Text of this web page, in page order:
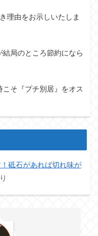
理由をお示しいたしま
結局のところ節約になら
こそ『プチ別居』をオス
砥石があれば切れ味が